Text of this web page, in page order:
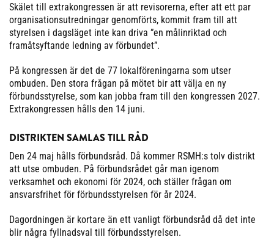
Skälet till extrakongressen är att revisorerna, efter att ett par
organisationsutredningar genomförts, kommit fram till att
styrelsen i dagsläget inte kan driva ”en målinriktad och
framåtsyftande ledning av förbundet”.
På kongressen är det de 77 lokalföreningarna som utser
ombuden. Den stora frågan på mötet bir att välja en ny
förbundsstyrelse, som kan jobba fram till den kongressen 2027.
Extrakongressen hålls den 14 juni.
DISTRIKTEN SAMLAS TILL RÅD
Den 24 maj hålls förbundsråd. Då kommer RSMH:s tolv distrikt
att utse ombuden. På förbundsrådet går man igenom
verksamhet och ekonomi för 2024, och ställer frågan om
ansvarsfrihet för förbundsstyrelsen för år 2024.
Dagordningen är kortare än ett vanligt förbundsråd då det inte
blir några fyllnadsval till förbundsstyrelsen.